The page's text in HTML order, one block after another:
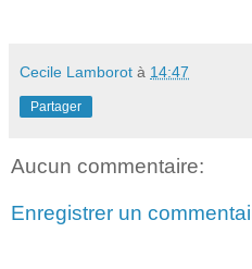
Cecile Lamborot à 14:47
Partager
Aucun commentaire:
Enregistrer un